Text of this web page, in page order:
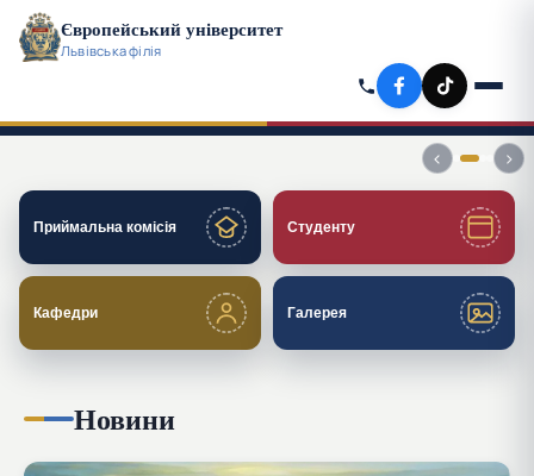
Європейський університет
Львівська філія
‹ ›
СТУДЕНТІВ ВЧИТЬСЯ: 560 230 190 980
Приймальна комісія Студенту
Кафедри Галерея
Новини